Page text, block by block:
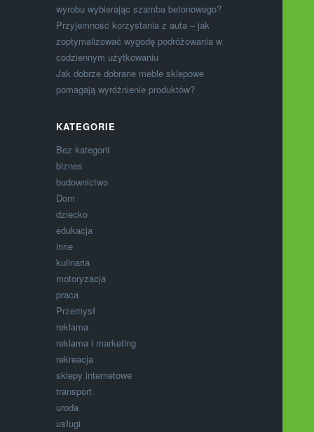
wyrobu wybierając szamba betonowego?
Przyjemność korzystania z auta – jak
zoptymalizować wygodę podróżowania w
codziennym użytkowaniu
Jak dobrze dobrane meble sklepowe
pomagają wyróżnienie produktów?
KATEGORIE
Bez kategorii
biznes
budownictwo
Dom
dziecko
edukacja
inne
kulinaria
motoryzacja
praca
Przemysł
reklama
reklama i marketing
rekreacja
sklepy internetowe
transport
uroda
usługi